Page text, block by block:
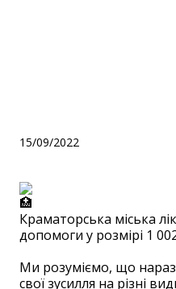
15/09/2022
Краматорська міська
допомоги у розмірі 1
Ми розуміємо, що
свої зусилля на різні